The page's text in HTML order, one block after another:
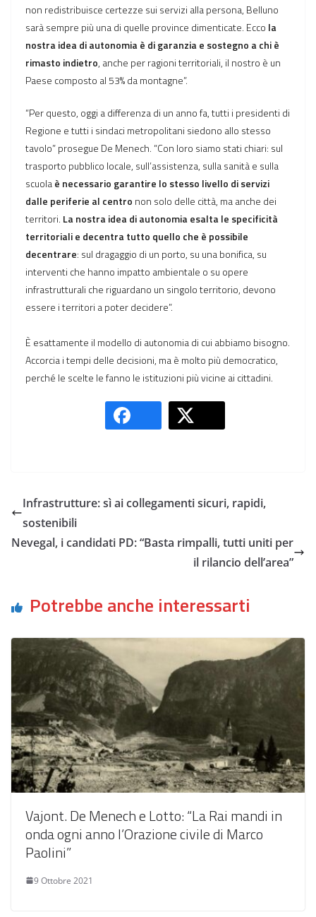
non redistribuisce certezze sui servizi alla persona, Belluno
sarà sempre più una di quelle province dimenticate. Ecco la
nostra idea di autonomia è di garanzia e sostegno a chi è
rimasto indietro, anche per ragioni territoriali, il nostro è un
Paese composto al 53% da montagne”.
“Per questo, oggi a differenza di un anno fa, tutti i presidenti di
Regione e tutti i sindaci metropolitani siedono allo stesso
tavolo” prosegue De Menech. “Con loro siamo stati chiari: sul
trasporto pubblico locale, sull’assistenza, sulla sanità e sulla
scuolaè necessario garantire lo stesso livello di servizi
dalle periferie al centro non solo delle città, ma anche dei
territori. La nostra idea di autonomia esalta le specificità
territoriali e decentra tutto quello che è possibile
decentrare: sul dragaggio di un porto, su una bonifica, su
interventi che hanno impatto ambientale o su opere
infrastrutturali che riguardano un singolo territorio, devono
essere i territori a poter decidere”.
È esattamente il modello di autonomia di cui abbiamo bisogno.
Accorcia i tempi delle decisioni, ma è molto più democratico,
perché le scelte le fanno le istituzioni più vicine ai cittadini.
Infrastrutture: sì ai collegamenti sicuri, rapidi,
sostenibili
Nevegal, i candidati PD: “Basta rimpalli, tutti uniti per
il rilancio dell’area”
Potrebbe anche interessarti
Vajont. De Menech e Lotto: “La Rai mandi in
onda ogni anno l’Orazione civile di Marco
Paolini”
9 Ottobre 2021